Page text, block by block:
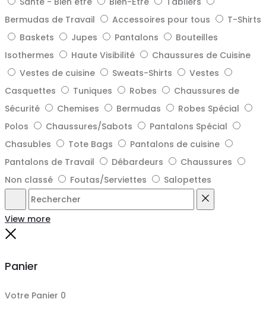
Bermudas de Travail
Accessoires pour tous
T-Shirts
Baskets
Jupes Pantalons
Bouteilles
Isothermes
Haute Visibilité
Chaussures de Cuisine
Vestes de cuisine
Sweats-Shirts
Vestes
Casquettes
Tuniques Robes
Chaussures de
Sécurité
Chemises Bermudas
Robes Spécial
Polos
Chaussures/Sabots
Pantalons Spécial
Chasubles
Tote Bags
Pantalons de cuisine
Pantalons de Travail
Débardeurs
Chaussures
Non classé
Foutas/Serviettes Salopettes
Rechercher
View more
Panier
Votre Panier 0